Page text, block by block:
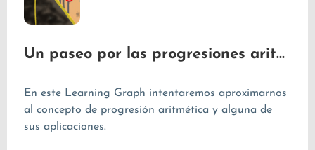
Un paseo por las progresiones aritméticas
En este Learning Graph intentaremos aproximarnos
al concepto de progresión aritmética y alguna de
sus aplicaciones.